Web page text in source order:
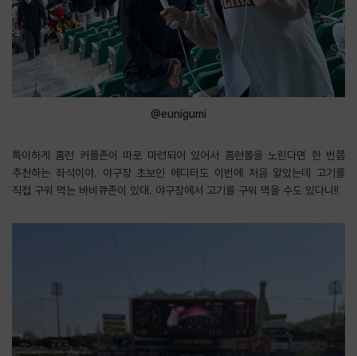
@eunigumi
특이하게 홈런 커플존이 따로 마련되어 있어서 홈런볼을 노린다면 한 번쯤
추천하는 좌석이야. 야구장 초보인 에디터도 이번에 처음 알았는데 고기를
직접 구워 먹는 바비큐존이 있대. 야구장에서 고기를 구워 먹을 수도 있다니!!